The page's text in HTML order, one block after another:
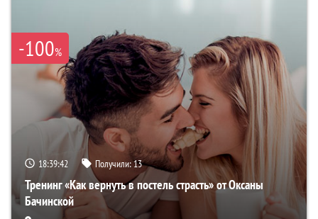
-100%
18:39:41 Получили:13
Тренинг «Как вернуть в постель страсть» от Оксаны
Бачинской